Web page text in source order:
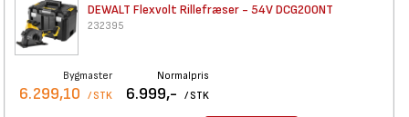
DEWALT Flexvolt Rillefræser - 54V DCG200NT
232395
Bygmaster
6.299,10 / STK
Normalpris
6.999,- / STK